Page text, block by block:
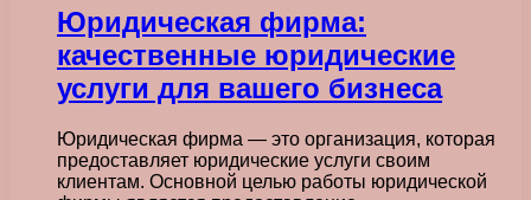
Юридическая фирма:
качественные юридические
услуги для вашего бизнеса
Юридическая фирма — это организация, которая
предоставляет юридические услуги своим
клиентам. Основной целью работы юридической